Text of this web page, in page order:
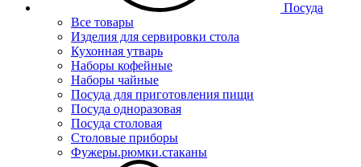
Посуда
Все товары
Изделия для сервировки стола
Кухонная утварь
Наборы кофейные
Наборы чайные
Посуда для приготовления пищи
Посуда одноразовая
Посуда столовая
Столовые приборы
Фужеры.рюмки.стаканы